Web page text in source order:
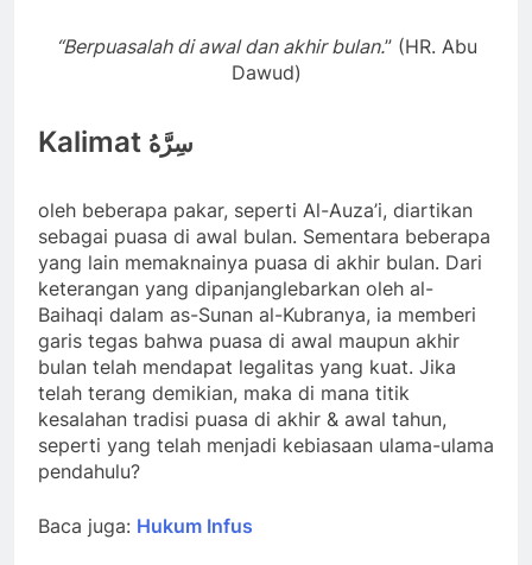
“Berpuasalah di awal dan akhir bulan.” (HR. Abu
Dawud)
Kalimat سِرَّهُ
oleh beberapa pakar, seperti Al-Auza’i, diartikan
sebagai puasa di awal bulan. Sementara beberapa
yang lain memaknainya puasa di akhir bulan. Dari
keterangan yang dipanjanglebarkan oleh al-
Baihaqi dalam as-Sunan al-Kubranya, ia memberi
garis tegas bahwa puasa di awal maupun akhir
bulan telah mendapat legalitas yang kuat. Jika
telah terang demikian, maka di mana titik
kesalahan tradisi puasa di akhir & awal tahun,
seperti yang telah menjadi kebiasaan ulama-ulama
pendahulu?
Baca juga: Hukum Infus